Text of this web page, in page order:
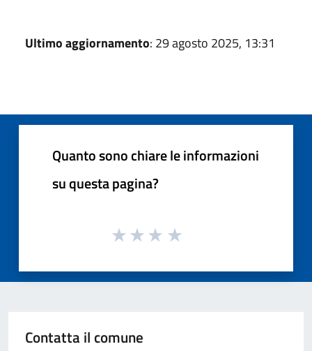
Ultimo aggiornamento: 29 agosto 2025, 13:31
Quanto sono chiare le informazioni
su questa pagina?
Contatta il comune